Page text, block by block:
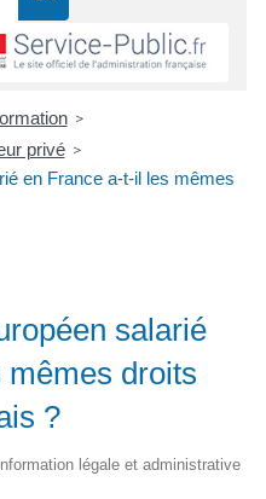
>
privé >
en France a-t-il les mêmes
salarié
droits
?
légale et administrative